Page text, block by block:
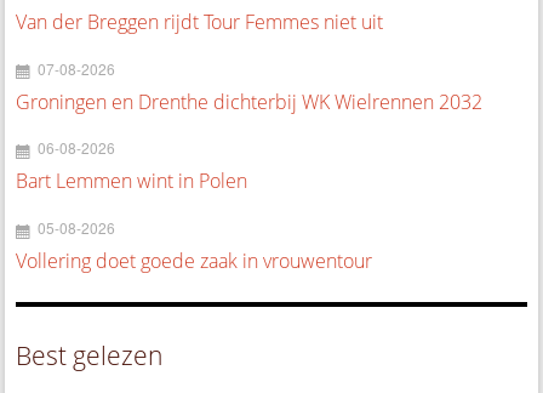
Van der Breggen rijdt Tour Femmes niet uit
07-08-2026
Groningen en Drenthe dichterbij WK Wielrennen 2032
06-08-2026
Bart Lemmen wint in Polen
05-08-2026
Vollering doet goede zaak in vrouwentour
Best gelezen